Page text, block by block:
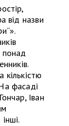
від назви
понад
фасаді
Іван